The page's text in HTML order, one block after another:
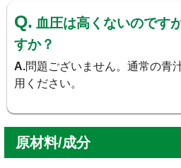
大麦若葉は、穂が実る前の大麦
程度にまで成長したもの。そも
様々な土地条件で生産できる点
※ 」と言われる作業をした後で
※秋播（ま）きの大麦などを冬季に1回
こと。
さらに、サラダなどでおなじみ
Q. 血圧は高くないのです
すか？
A.問題ございません。通常の青
用ください。